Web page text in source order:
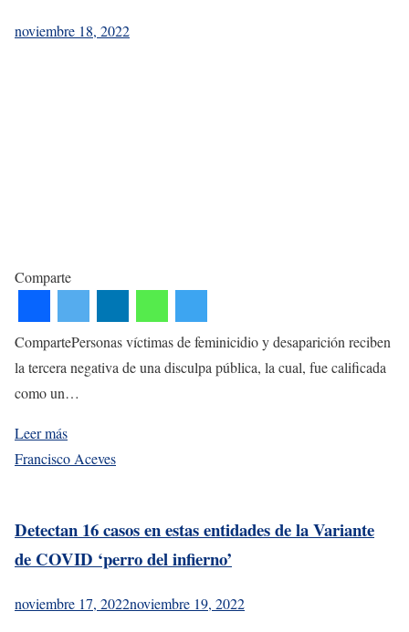
noviembre 18, 2022
Comparte
CompartePersonas víctimas de feminicidio y desaparición reciben
la tercera negativa de una disculpa pública, la cual, fue calificada
como un…
Leer más
Francisco Aceves
Detectan 16 casos en estas entidades de la Variante
de COVID ‘perro del infierno’
noviembre 17, 2022noviembre 19, 2022